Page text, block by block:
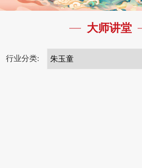
大师讲堂
行业分类: